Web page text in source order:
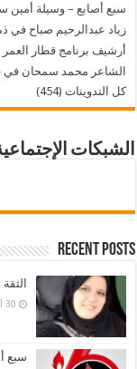
سبع أصابع – وسيلة أمين
زياد عبدالرحيم صباح في
أرشيف برنامج قطار العمر
الشاعر محمد سمحان في
كل التدوينات (454)
الشبكات
Recent Posts
30 أبريل، 2026
سبع